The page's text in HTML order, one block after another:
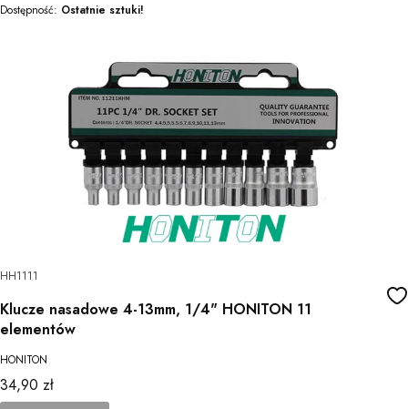
Dostępność: Ostatnie sztuki!
HH1111
Klucze nasadowe 4-13mm, 1/4" HONITON 11
elementów
HONITON
Cena
34,90 zł